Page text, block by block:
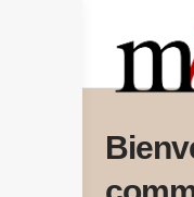
content